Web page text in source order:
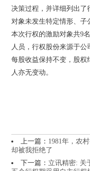
决策过程，并详细列出了
对象未发生特定情形、子
本次行权的激励对象共9
人员，行权股份来源于
每股收益保持不变，股权
人亦无变动。
上一篇： 1981年，农
却被我拒绝了
下一篇： 立讯精密: 关